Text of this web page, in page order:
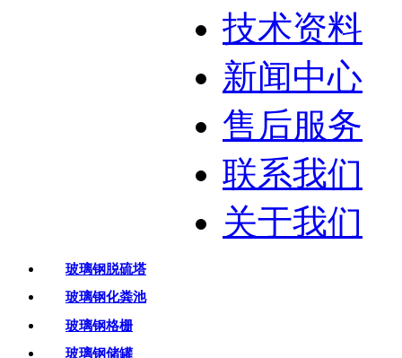
技术资料
新闻中心
售后服务
联系我们
关于我们
玻璃钢脱硫塔
玻璃钢化粪池
玻璃钢格栅
玻璃钢储罐